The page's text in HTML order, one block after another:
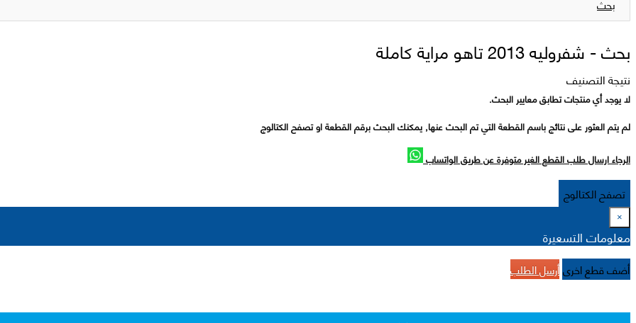
بحث
بحث - شفروليه 2013 تاهو مراية كاملة
نتيجة التصنيف
لا يوجد أي منتجات تطابق معايير البحث.
لم يتم العثور على نتائج باسم القطعة التي تم البحث عنها, يمكنك البحث برقم القطعة او تصفح الكتالوج
الرجاء ارسال طلب القطع الغير متوفرة عن طريق الواتساب
تصفح الكتالوج
×
معلومات التسعيرة
أضف قطع اخرىأرسل الطلب